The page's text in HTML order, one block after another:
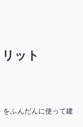
ット
ふんだんに使って建